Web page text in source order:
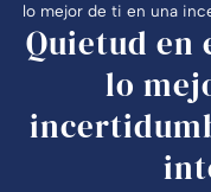
lo mejor de ti en una
Quietud en
lo